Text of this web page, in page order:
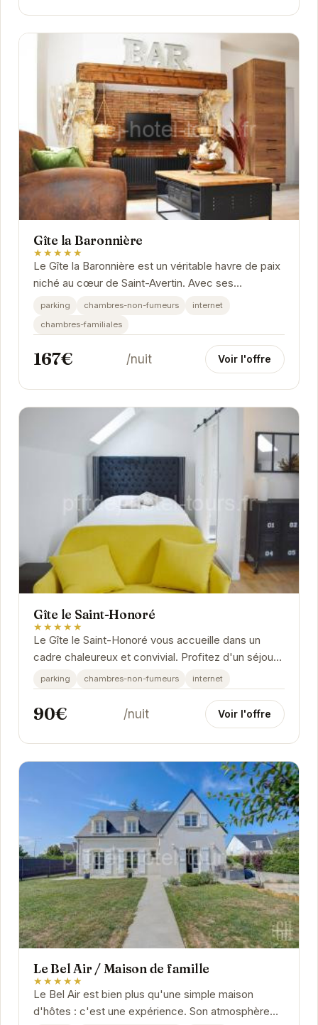
Gîte la Baronnière
★★★★★
Le Gîte la Baronnière est un véritable havre de paix
niché au cœur de Saint-Avertin. Avec ses
chambres confortables et son ambiance
parking chambres-non-fumeurs
internet
chambres-familiales
167€ /nuit Voir l'offre
Gîte le Saint-Honoré
★★★★★
Le Gîte le Saint-Honoré vous accueille dans un
cadre chaleureux et convivial. Profitez d'un séjour
relaxant dans des chambres confortables et bien...
parking chambres-non-fumeurs internet
90€ /nuit Voir l'offre
Le Bel Air / Maison de famille
★★★★★
Le Bel Air est bien plus qu'une simple maison
d'hôtes : c'est une expérience. Son atmosphère